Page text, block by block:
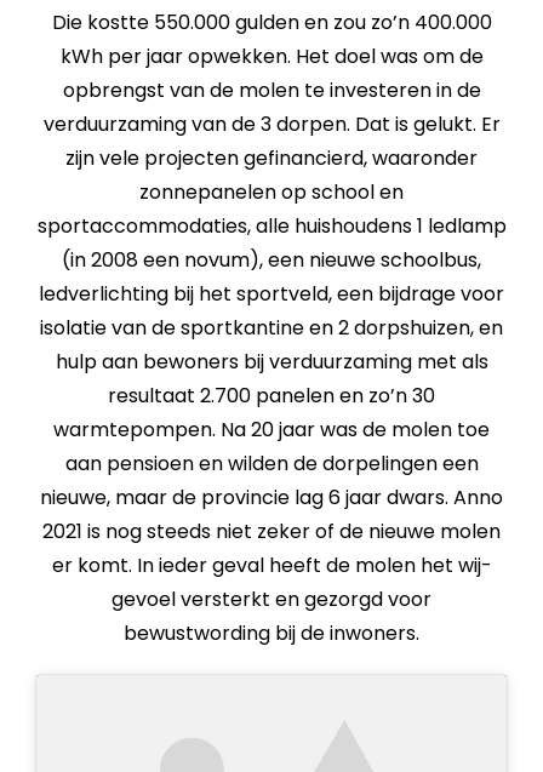
Die kostte 550.000 gulden en zou zo’n 400.000
kWh per jaar opwekken. Het doel was om de
opbrengst van de molen te investeren in de
verduurzaming van de 3 dorpen. Dat is gelukt. Er
zijn vele projecten gefinancierd, waaronder
zonnepanelen op school en
sportaccommodaties, alle huishoudens 1 ledlamp
(in 2008 een novum), een nieuwe schoolbus,
ledverlichting bij het sportveld, een bijdrage voor
isolatie van de sportkantine en 2 dorpshuizen, en
hulp aan bewoners bij verduurzaming met als
resultaat 2.700 panelen en zo’n 30
warmtepompen. Na 20 jaar was de molen toe
aan pensioen en wilden de dorpelingen een
nieuwe, maar de provincie lag 6 jaar dwars. Anno
2021 is nog steeds niet zeker of de nieuwe molen
er komt. In ieder geval heeft de molen het wij-
gevoel versterkt en gezorgd voor
bewustwording bij de inwoners.